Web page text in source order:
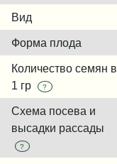
Вид
Форма плода
Количество семян в
1 гр
?
Схема посева и
высадки рассады
?